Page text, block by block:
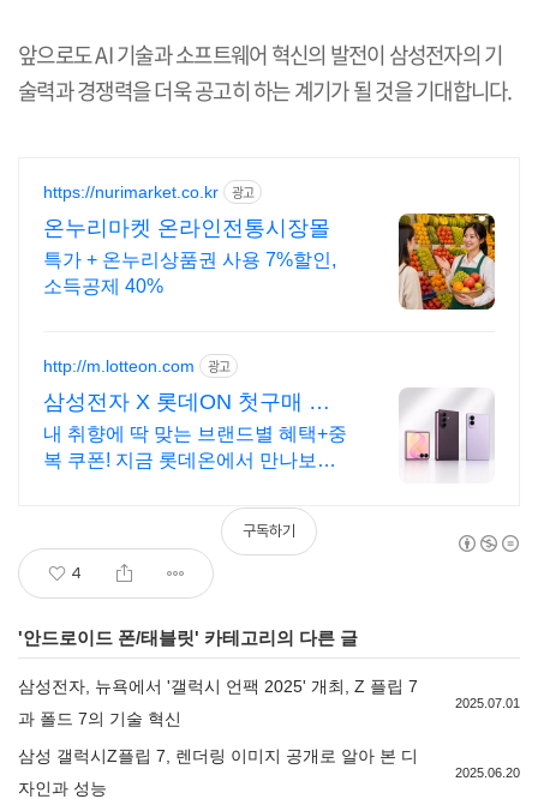
앞으로도AI기술과 소프트웨어 혁신의 발전이 삼성전자의 기
술력과 경쟁력을 더욱 공고히 하는 계기가 될 것을 기대합니다.
https://nurimarket.co.kr 광고
온누리마켓 온라인전통시장몰
특가 + 온누리상품권 사용 7%할인,
소득공제 40%
http://m.lotteon.com 광고
삼성전자 X 롯데ON 첫구매 최
대 5천원 혜택!
내 취향에 딱 맞는 브랜드별 혜택+중
복 쿠폰! 지금 롯데온에서 만나보세
4
구독하기
'안드로이드 폰/태블릿' 카테고리의 다른 글
삼성전자, 뉴욕에서 '갤럭시 언팩 2025' 개최, Z 플립 7
과 폴드 7의 기술 혁신
2025.07.01
삼성 갤럭시Z플립 7, 렌더링 이미지 공개로 알아 본 디
자인과 성능
2025.06.20